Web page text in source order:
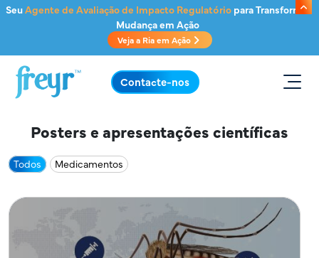
Saltar para o conteúdo principal
SeuAgente de Avaliação de Impacto Regulatóriopara Transformar
Mudança em Ação
Veja a Ria em Ação
.
Contacte-nos
Posters e apresentações científicas
Todos Medicamentos